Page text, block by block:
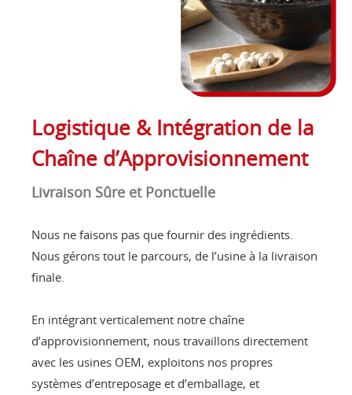
Logistique & Intégration de la
Chaîne d’Approvisionnement
Livraison Sûre et Ponctuelle
Nous ne faisons pas que fournir des ingrédients.
Nous gérons tout le parcours, de l’usine à la livraison
finale.
En intégrant verticalement notre chaîne
d’approvisionnement, nous travaillons directement
avec les usines OEM, exploitons nos propres
systèmes d’entreposage et d’emballage, et